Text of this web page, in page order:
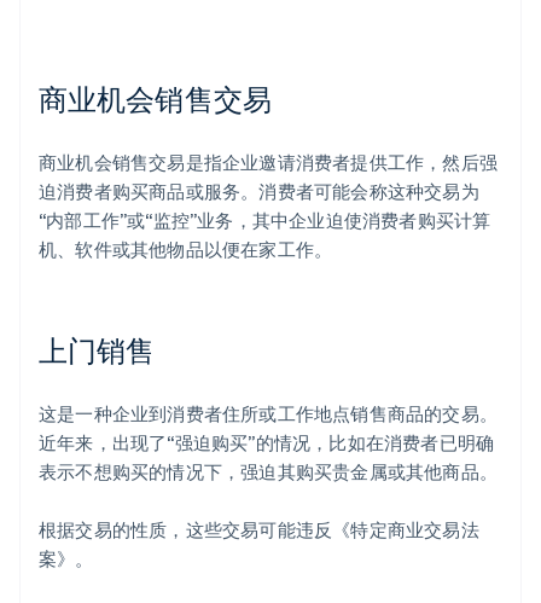
商业机会销售交易
商业机会销售交易是指企业邀请消费者提供工作，然后强
迫消费者购买商品或服务。消费者可能会称这种交易为
“内部工作”或“监控”业务，其中企业迫使消费者购买计算
机、软件或其他物品以便在家工作。
上门销售
这是一种企业到消费者住所或工作地点销售商品的交易。
近年来，出现了“强迫购买”的情况，比如在消费者已明确
表示不想购买的情况下，强迫其购买贵金属或其他商品。
根据交易的性质，这些交易可能违反《特定商业交易法
案》。